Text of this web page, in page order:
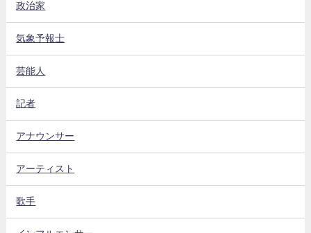
政治家
気象予報士
芸能人
記者
アナウンサー
アーティスト
歌手